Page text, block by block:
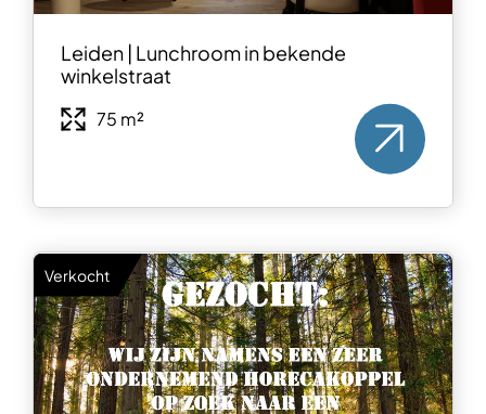
Leiden | Lunchroom in bekende
winkelstraat
75 m²
Verkocht